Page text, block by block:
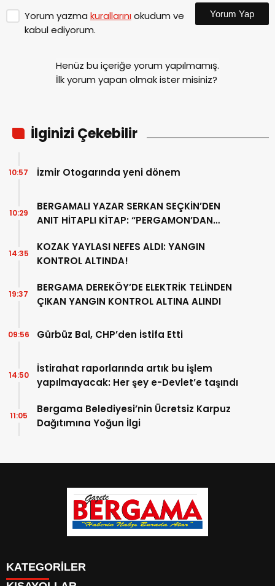
Yorum yazma kurallarınıokudum ve
kabul ediyorum.
Yorum Yap
Henüz bu içeriğe yorum yapılmamış.
İlk yorum yapan olmak ister misiniz?
İlginizi Çekebilir
İzmir Otogarında yeni dönem
10:57
BERGAMALI YAZAR SERKAN SEÇKİN’DEN
ANIT HİTAPLI KİTAP: “PERGAMON’DAN
10:29
KOZAK YAYLASI NEFES ALDI: YANGIN
KONTROL ALTINDA!
14:35
BERGAMA DEREKÖY’DE ELEKTRİK TELİNDEN
ÇIKAN YANGIN KONTROL ALTINA ALINDI
19:37
Gürbüz Bal, CHP’den İstifa Etti
09:56
İstirahat raporlarında artık bu işlem
yapılmayacak: Her şey e-Devlet’e taşındı
14:50
Bergama Belediyesi’nin Ücretsiz Karpuz
Dağıtımına Yoğun İlgi
11:05
KATEGORİLER